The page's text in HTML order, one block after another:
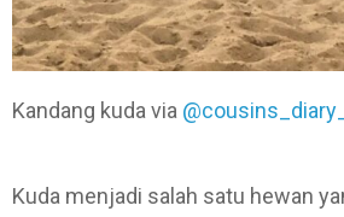
Kandang kuda via
Kuda menjadi salah satu hewan